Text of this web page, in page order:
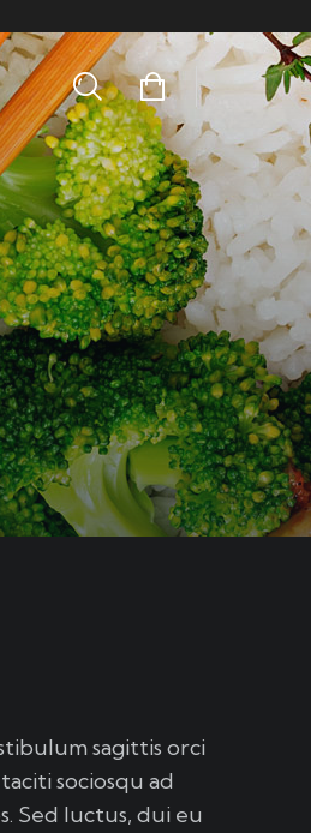
sagittis orci
sociosqu ad
Sed luctus, dui eu